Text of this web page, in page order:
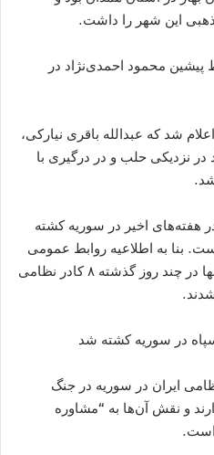
این شهر را داشت.
محمود احمدی‌نژاد در
۲۳ اکتبر) نیز اعلام شد که عبدالله باقری نیارکی،
نزدیکی حلب و در درگیری با
هفته‌های اخیر در سوریه کشته
بنا به اطلاعیه روابط عمومی
سپاه پاسداران انقلاب اسلامی تنها در چند روز گذشته ۸ کادر نظامی
سپاه در سوریه کشته شد
ایران در سوریه در جنگ
و نقش آن‌ها به “مشاوره
است.